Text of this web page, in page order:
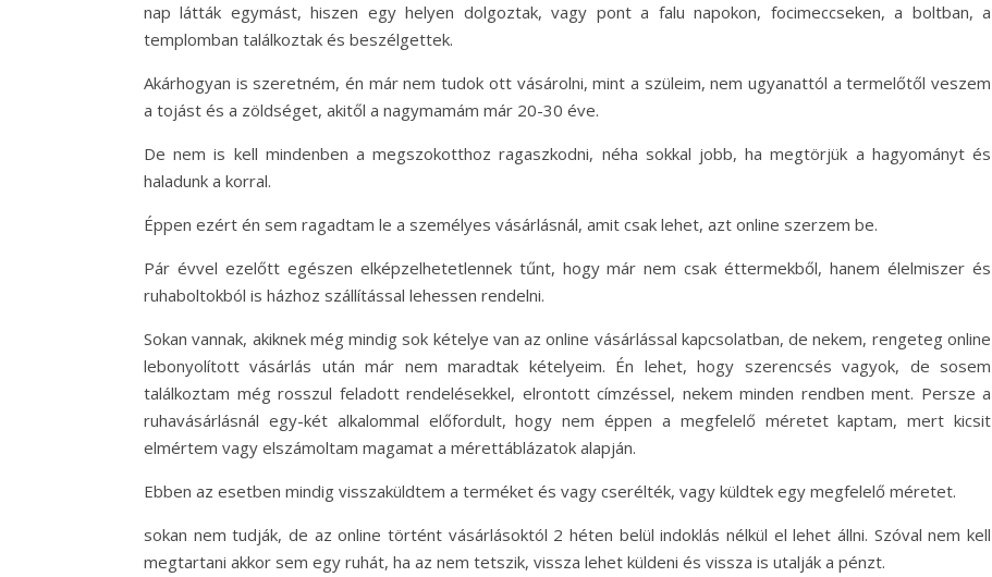
nap látták egymást, hiszen egy helyen dolgoztak, vagy pont a falu napokon, focimeccseken, a boltban, a
templomban találkoztak és beszélgettek.
Akárhogyan is szeretném, én már nem tudok ott vásárolni, mint a szüleim, nem ugyanattól a termelőtől veszem
a tojást és a zöldséget, akitől a nagymamám már 20-30 éve.
De nem is kell mindenben a megszokotthoz ragaszkodni, néha sokkal jobb, ha megtörjük a hagyományt és
haladunk a korral.
Éppen ezért én sem ragadtam le a személyes vásárlásnál, amit csak lehet, azt online szerzem be.
Pár évvel ezelőtt egészen elképzelhetetlennek tűnt, hogy már nem csak éttermekből, hanem élelmiszer és
ruhaboltokból is házhoz szállítással lehessen rendelni.
Sokan vannak, akiknek még mindig sok kételye van az online vásárlással kapcsolatban, de nekem, rengeteg online
lebonyolított vásárlás után már nem maradtak kételyeim. Én lehet, hogy szerencsés vagyok, de sosem
találkoztam még rosszul feladott rendelésekkel, elrontott címzéssel, nekem minden rendben ment. Persze a
ruhavásárlásnál egy-két alkalommal előfordult, hogy nem éppen a megfelelő méretet kaptam, mert kicsit
elmértem vagy elszámoltam magamat a mérettáblázatok alapján.
Ebben az esetben mindig visszaküldtem a terméket és vagy cserélték, vagy küldtek egy megfelelő méretet.
sokan nem tudják, de az online történt vásárlásoktól 2 héten belül indoklás nélkül el lehet állni. Szóval nem kell
megtartani akkor sem egy ruhát, ha az nem tetszik, vissza lehet küldeni és vissza is utalják a pénzt.